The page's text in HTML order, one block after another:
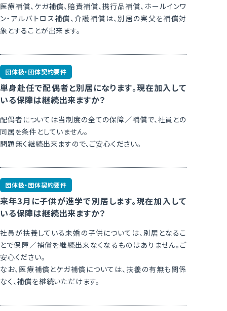
■ 本社
〒220-0011 神奈川県横浜市西区高島1-
2-5
医療補償、ケガ補償、賠責補償、携行品補償、ホールインワ
ン・アルバトロス補償、介護補償は、別居の実父を補償対
象とすることが出来ます。
団体扱・団体契約要件
単身赴任で配偶者と別居になります。現在加入して
いる保障は継続出来ますか？
配偶者については当制度の全ての保障／補償で、社員との
同居を条件としていません。
問題無く継続出来ますので、ご安心ください。
団体扱・団体契約要件
来年3月に子供が進学で別居します。現在加入して
いる保障は継続出来ますか？
社員が扶養している未婚の子供については、別居となるこ
とで保障／補償を継続出来なくなるものはありません。ご
安心ください。
なお、医療補償とケガ補償については、扶養の有無も関係
なく、補償を継続いただけます。